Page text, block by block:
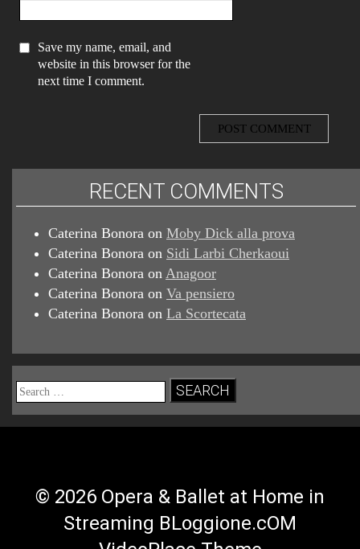
Save my name, email, and
website in this browser for the
next time I comment.
RECENT COMMENTS
Caterina Bonora on Moby Dick alla prova
Caterina Bonora on Sidi Larbi Cherkaoui
Caterina Bonora on Anagoor
Caterina Bonora on Va pensiero
Caterina Bonora on La Scortecata
Search
for:
© 2026 Opera & Ballet at Home in
Streaming BLoggione.cOM